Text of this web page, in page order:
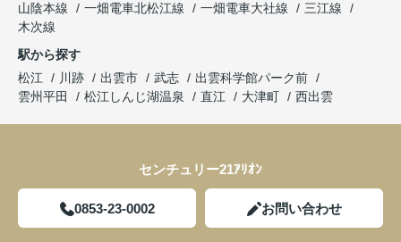
山陰本線
一畑電車北松江線 一畑電車大社線
三江線
木次線
駅から探す
松江
川跡 出雲市 武志
出雲科学館パーク前
雲州平田
松江しんじ湖温泉 直江 大津町 西出雲
センチュリー21ｱﾘｵﾝ
0853-23-0002 お問い合わせ